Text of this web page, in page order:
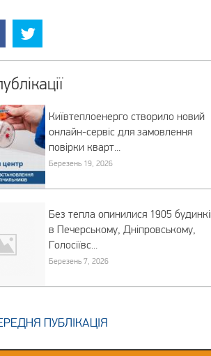
Київтеплоенерго створило новий
онлайн-сервіс для замовлення
повірки кварт...
Березень 19, 2026
Без тепла опинилися 1905
в Печерському, Дніпровському,
Голосіївс...
Березень 7, 2026
ПУБЛІКАЦІЯ